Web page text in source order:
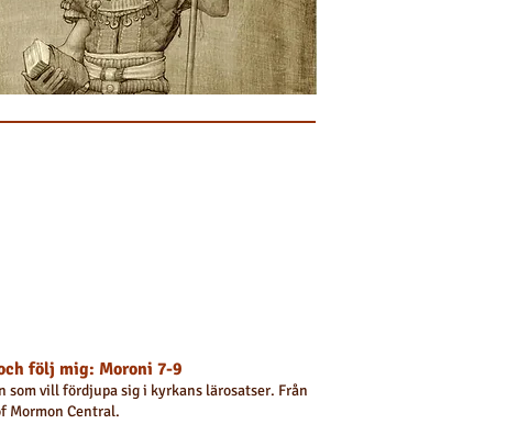
följ mig: Moroni 7-9
som vill fördjupa sig i kyrkans lärosatser. Från
Mormon Central.